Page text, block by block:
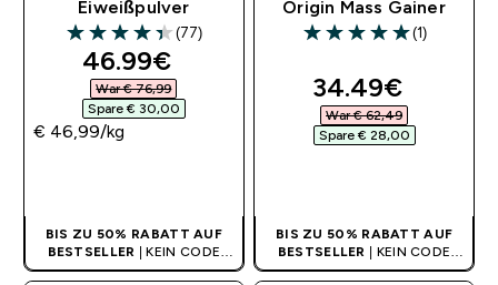
Eiweißpulver
4.39 out of 5 stars
(77)
discounted price
46.99€‎
War € 76,99‎
Spare € 30,00‎
€ 46,99‎/kg
BIS ZU 50% RABATT AUF
BESTSELLER
| KEIN CODE
BENÖTIGT
Origin Mass Gainer
5 out of 5 stars
(1)
discounted
34.49€‎
War € 62,49‎
Spare € 28,00‎
BIS ZU 50% RABATT AUF
BESTSELLER
| KEIN CODE
BENÖTIGT